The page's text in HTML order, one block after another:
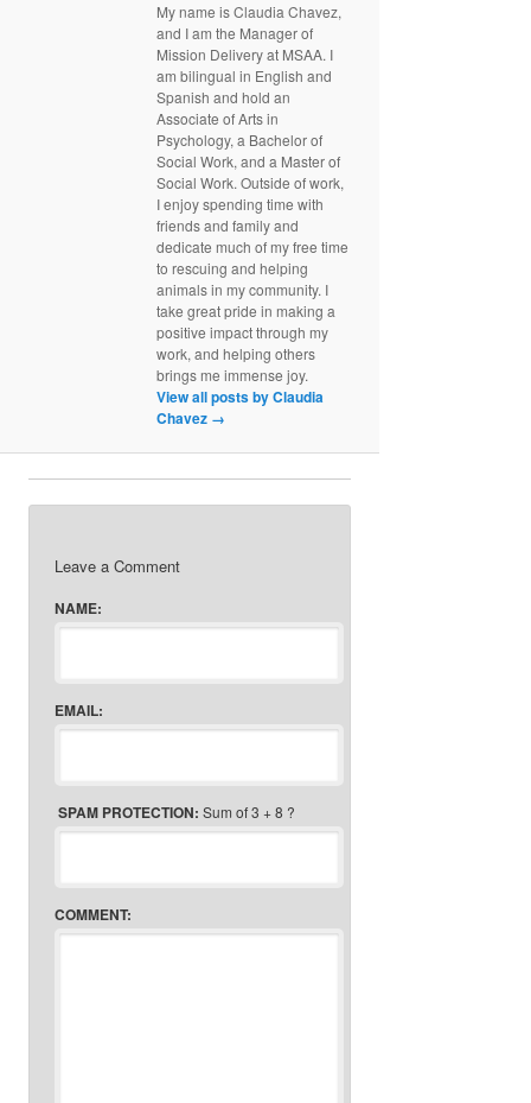
My name is Claudia Chavez,
and I am the Manager of
Mission Delivery at MSAA. I
am bilingual in English and
Spanish and hold an
Associate of Arts in
Psychology, a Bachelor of
Social Work, and a Master of
Social Work. Outside of work,
I enjoy spending time with
friends and family and
dedicate much of my free time
to rescuing and helping
animals in my community. I
take great pride in making a
positive impact through my
work, and helping others
brings me immense joy.
View all posts by Claudia
Chavez →
Leave a Comment
NAME:
EMAIL:
SPAM PROTECTION: Sum of 3 + 8 ?
COMMENT: